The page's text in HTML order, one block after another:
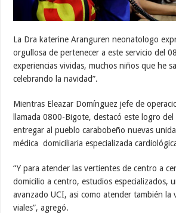
La Dra katerine Aranguren neonatologo
orgullosa de pertenecer a este servicio del
experiencias vividas, muchos niños que he
celebrando la navidad”.
Mientras Eleazar Domínguez jefe de
llamada 0800-Bigote, destacó este logro
entregar al pueblo carabobeño nuevas
médica domiciliaria especializada
“Y para atender las vertientes de centro a
domicilio a centro, estudios especializados,
avanzado UCI, asi como atender también la
viales”, agregó.